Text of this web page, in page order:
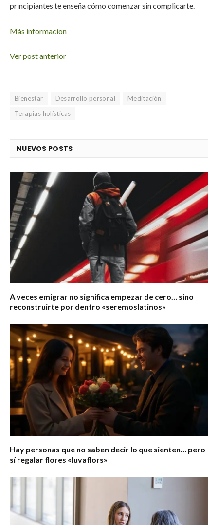
principiantes te enseña cómo comenzar sin complicarte.
Más informacion
Ver post anterior
Bienestar Desarrollo personal
Meditación
Terapias holísticas
NUEVOS POSTS
A veces emigrar no significa empezar de cero… sino
reconstruirte por dentro «seremoslatinos»
Hay personas que no saben decir lo que sienten… pero
sí regalar flores «luvaflors»